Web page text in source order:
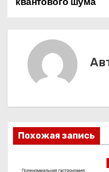
ц
и
я
п
Похожая запись